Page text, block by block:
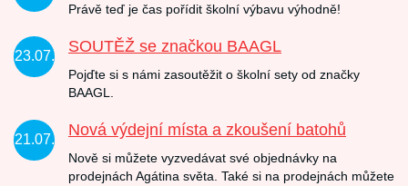
Právě teď je čas pořídit školní výbavu výhodně!
23.07.
SOUTĚŽ se značkou BAAGL
Pojďte si s námi zasoutěžit o školní sety od značky
BAAGL.
21.07.
Nová výdejní místa a zkoušení batohů
Nově si můžete vyzvedávat své objednávky na
prodejnách Agátina světa. Také si na prodejnách můžete